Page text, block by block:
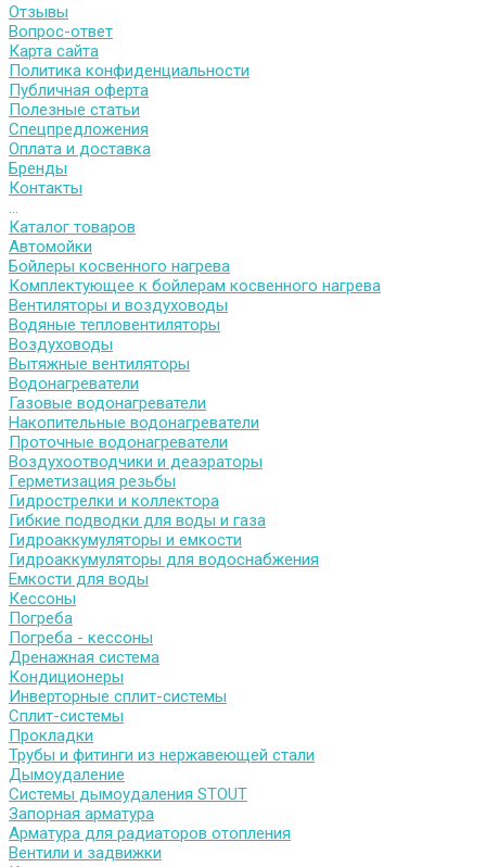
Отзывы
Вопрос-ответ
Карта сайта
Политика конфиденциальности
Публичная оферта
Полезные статьи
Спецпредложения
Оплата и доставка
Бренды
Контакты
...
Каталог товаров
Автомойки
Бойлеры косвенного нагрева
Комплектующее к бойлерам косвенного нагрева
Вентиляторы и воздуховоды
Водяные тепловентиляторы
Воздуховоды
Вытяжные вентиляторы
Водонагреватели
Газовые водонагреватели
Накопительные водонагреватели
Проточные водонагреватели
Воздухоотводчики и деаэраторы
Герметизация резьбы
Гидрострелки и коллектора
Гибкие подводки для воды и газа
Гидроаккумуляторы и емкости
Гидроаккумуляторы для водоснабжения
Емкости для воды
Кессоны
Погреба
Погреба - кессоны
Дренажная система
Кондиционеры
Инверторные сплит-системы
Сплит-системы
Прокладки
Трубы и фитинги из нержавеющей стали
Дымоудаление
Системы дымоудаления STOUT
Запорная арматура
Арматура для радиаторов отопления
Вентили и задвижки